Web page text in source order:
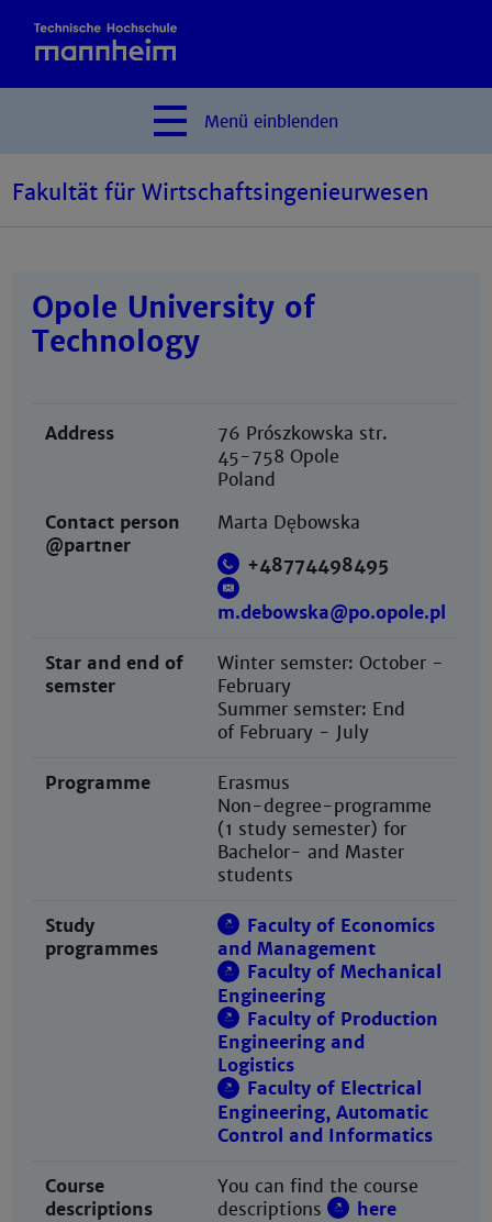
Menü einblenden
Fakultät für Wirtschaftsingenieurwesen
Opole University of
Technology
Address
Contact person
@partner
76 Prószkowska str.
45-758 Opole
Poland
Marta Dębowska
+48774498495
m.debowska@po.opole.pl
Star and end of
semster
Winter semster: October -
February
Summer semster: End
of February - July
Programme
Erasmus
Non-degree-programme
(1 study semester) for
Bachelor- and Master
students
Study
programmes
Faculty of Economics
and Management
Faculty of Mechanical
Engineering
Faculty of Production
Engineering and
Logistics
Faculty of Electrical
Engineering, Automatic
Control and Informatics
Course
descriptions
You can find the course
descriptions
here